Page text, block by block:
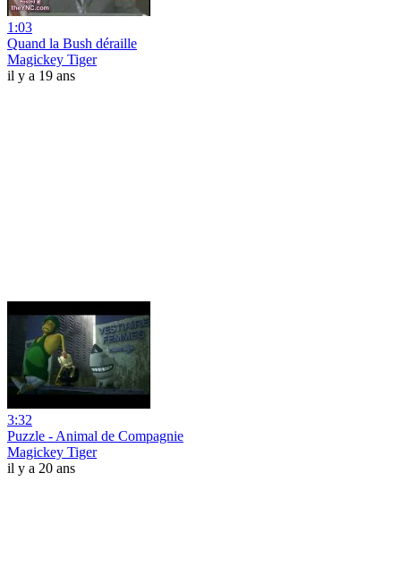
1:03
Quand la Bush déraille
Magickey Tiger
il y a 19 ans
3:32
Puzzle - Animal de Compagnie
Magickey Tiger
il y a 20 ans